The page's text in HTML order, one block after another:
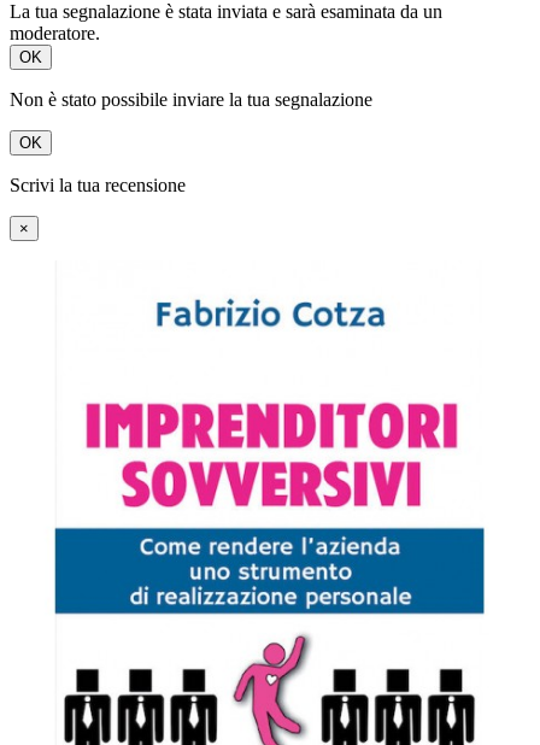
La tua segnalazione è stata inviata e sarà esaminata da un
moderatore.
OK
Non è stato possibile inviare la tua segnalazione
OK
Scrivi la tua recensione
×